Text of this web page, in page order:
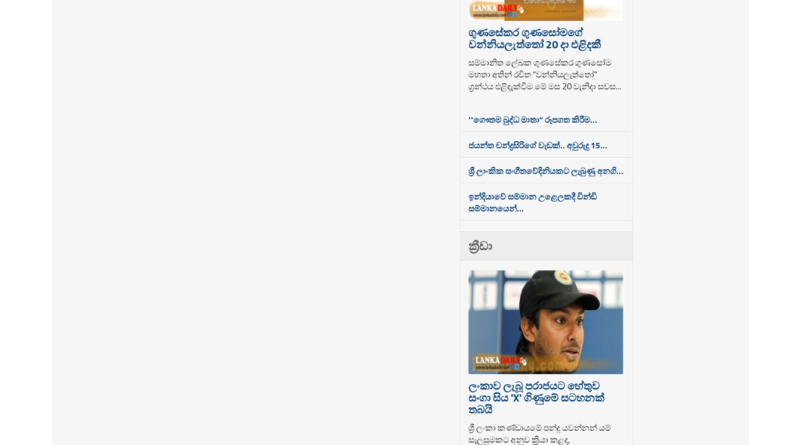
ගුණසේකර ගුණසෝමගේ
වන්නියලැත්තෝ 20 දා එළිදකී
සම්මානිත ලේඛක ගුණසේකර ගුණසෝම
මහතා අතින් රචිත “වන්නියලැත්තෝ”
ග්‍රන්ථය එළිදැක්වීම මේ මස 20 වැනිදා සවස...
''ගෞතම බුද්ධ මාතා” රූපගත කිරීම...
ජයන්ත චන්ද්‍රසිරිගේ වැඩක්.. අවුරුදු 15...
ශ්‍රී ලාංකික සංගීතවේදිනියකට ලැබුණු අනගි...
ඉන්දියාවේ සම්මාන උළෙලකදී වින්ඩි
සම්මානයෙන්...
ක්‍රීඩා
ලංකාව ලැබූ පරාජයට හේතුව
සංගා සිය 'X' ගිණුමේ සටහනක්
තබයි
ශ්‍රී ලංකා කණ්ඩායමේ පන්දු යවන්නන් යම්
සැලසුමකට අනුව ක්‍රියා කළද,